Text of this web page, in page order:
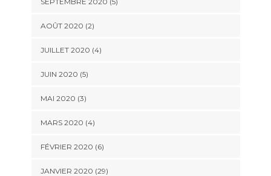
AOÛT 2020 (2)
JUILLET 2020 (4)
JUIN 2020 (5)
MAI 2020 (3)
MARS 2020 (4)
FÉVRIER 2020 (6)
JANVIER 2020 (29)